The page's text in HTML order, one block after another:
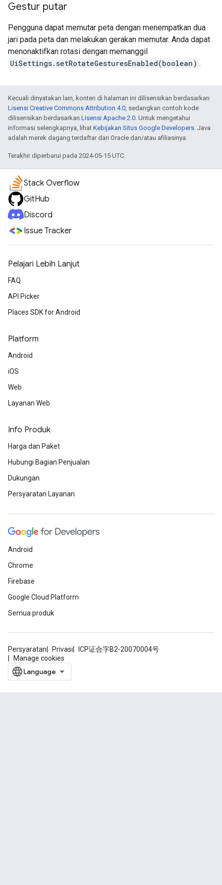
Gestur putar
Pengguna dapat memutar peta dengan menempatkan dua
jari pada peta dan melakukan gerakan memutar. Anda dapat
menonaktifkan rotasi dengan memanggil
UiSettings.setRotateGesturesEnabled(boolean) .
Kecuali dinyatakan lain, konten di halaman ini dilisensikan berdasarkan
Lisensi Creative Commons Attribution 4.0, sedangkan contoh kode
dilisensikan berdasarkan Lisensi Apache 2.0. Untuk mengetahui
informasi selengkapnya, lihat Kebijakan Situs Google Developers. Java
adalah merek dagang terdaftar dari Oracle dan/atau afiliasinya.
Terakhir diperbarui pada 2024-05-15 UTC.
Stack Overflow
GitHub
Discord
Issue Tracker
Pelajari Lebih Lanjut
FAQ
API Picker
Places SDK for Android
Platform
Android
iOS
Web
Layanan Web
Info Produk
Harga dan Paket
Hubungi Bagian Penjualan
Dukungan
Persyaratan Layanan
Android
Chrome
Firebase
Google Cloud Platform
Semua produk
Persyaratan Privasi
ICP证合字B2-20070004号
Manage cookies